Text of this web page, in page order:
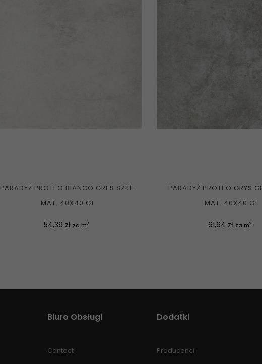
PARADYŻ PROTEO BIANCO GRES SZKL.
MAT. 40X40 G1
Cena
54,39 zł za m2
PARADYŻ PROTEO GRYS
MAT. 40X40 G1
Cena
61,64 zł za m2
Biuro Obsługi
Contact
Dodatki
Producenci